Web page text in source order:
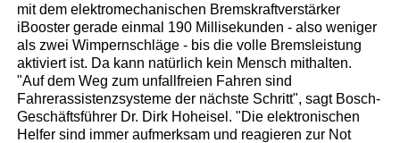
mit dem elektromechanischen Bremskraftverstärker
iBooster gerade einmal 190 Millisekunden - also weniger
als zwei Wimpernschläge - bis die volle Bremsleistung
aktiviert ist. Da kann natürlich kein Mensch mithalten.
"Auf dem Weg zum unfallfreien Fahren sind
Fahrerassistenzsysteme der nächste Schritt", sagt Bosch-
Geschäftsführer Dr. Dirk Hoheisel. "Die elektronischen
Helfer sind immer aufmerksam und reagieren zur Not